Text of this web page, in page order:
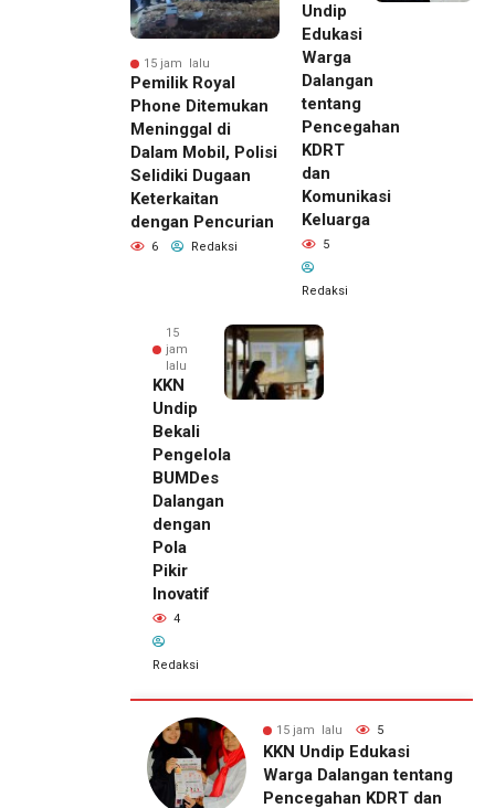
15 jam lalu
Pemilik Royal
Phone Ditemukan
Meninggal di
Dalam Mobil, Polisi
Selidiki Dugaan
Keterkaitan
dengan Pencurian
6 Redaksi
Undip
Edukasi
Warga
Dalangan
tentang
Pencegahan
KDRT
dan
Komunikasi
Keluarga
5
Redaksi
15
jam
lalu
KKN
Undip
Bekali
Pengelola
BUMDes
Dalangan
dengan
Pola
Pikir
Inovatif
4
Redaksi
15 jam lalu 4
KKN Undip Bekali
Pengelola BUMDes
Dalangan dengan Pola
15 jam lalu
Pemilik
Royal